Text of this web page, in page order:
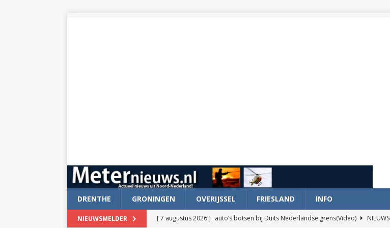
DRENTHE GRONINGEN OVERIJSSEL FRIESLAND INFO
NIEUWSMELDER [ 7 augustus 2026 ] auto’s botsen bij Duits Nederlandse grens(Video)
NIEUWS